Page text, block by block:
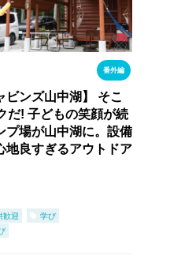
番外編
ビンズ山中湖】 そこ
だ! 子どもの笑顔が続
プ場が山中湖に。設備
地良すぎるアウトドア
歓迎
学び